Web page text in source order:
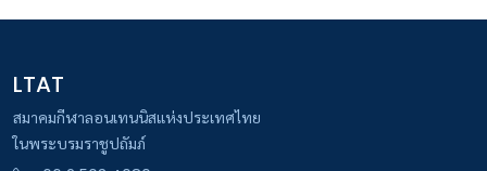
LTAT
สมาคมกีฬาลอนเทนนิสแห่งประเทศไทย
ในพระบรมราชูปถัมภ์